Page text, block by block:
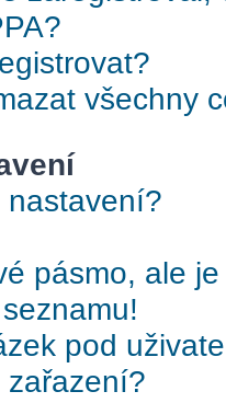
všechny
nastavení?
pásmo, ale
pod